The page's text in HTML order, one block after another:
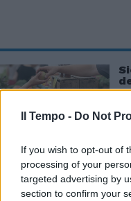
Il Tempo - Do Not
If you wish to opt-out of
processing of your
targeted advertising by
section to confirm your